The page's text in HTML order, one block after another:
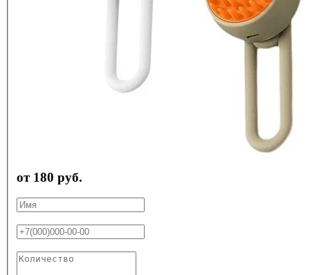
от 180 руб.